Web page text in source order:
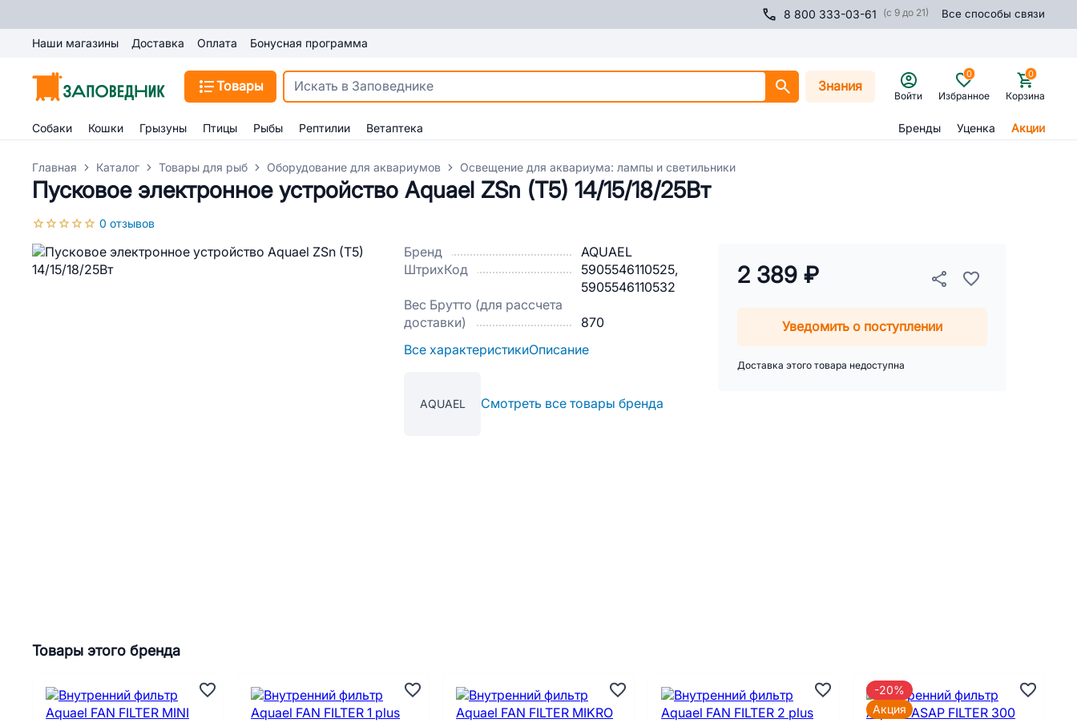
8 800 333-03-61 (с 9 до 21) Все способы связи
Наши магазины Доставка Оплата Бонусная программа
Товары Знания
Войти Избранное
0
Корзина
0
Собаки Кошки Грызуны Птицы Рыбы Рептилии Ветаптека Бренды Уценка Акции
Главная Каталог Товары для рыб Оборудование для аквариумов Освещение для аквариума: лампы и светильники
Пусковое электронное устройство Aquael ZSn (T5) 14/15/18/25Вт
0 отзывов
Бренд
AQUAEL
ШтрихКод
5905546110525,
5905546110532
Вес Брутто (для рассчета
доставки)
870
Все характеристикиОписание
AQUAEL Смотреть все товары бренда
2 389 ₽
Уведомить о поступлении
Доставка этого товара недоступна
Товары этого бренда
-20%
Акция